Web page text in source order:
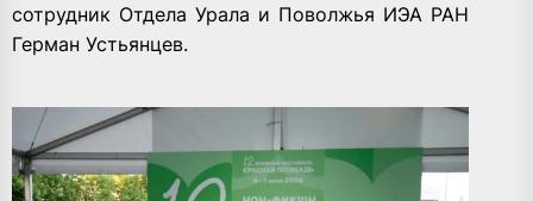
сотрудник Отдела Урала и Поволжья ИЭА РАН
Герман Устьянцев.